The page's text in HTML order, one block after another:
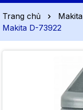
Trang chủ Makita
Makita D-73922